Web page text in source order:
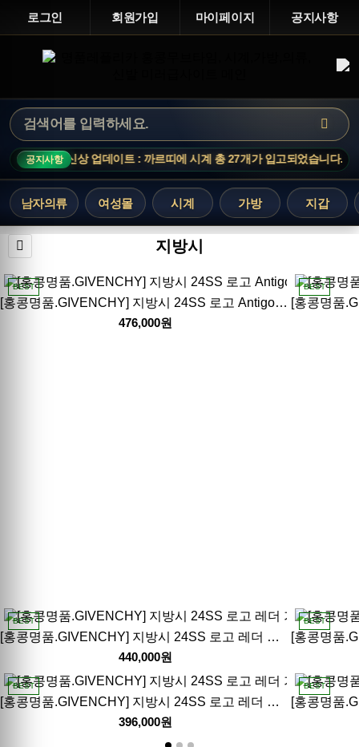
로그인 회원가입 마이페이지 공지사항
공지사항신상 업데이트 : 까르띠에 시계 총 27개가 입고되었습니다.
남자의류 여성몰 시계 가방 지갑
지방시
BEST
[홍콩명품.GIVENCHY] 지방시 24SS 로고 Antigona 레더 가죽 핸드백 토트백 (블랙), BGM4122, BDA, 홍콩명품가방,명품쇼핑몰,크로스백,핸드백,구매대행
476,000원
BEST
BEST
[홍콩명품.GIVENCHY] 지방시 24SS 로고 레더 가죽 핸드백 크로스백 (블랙-28cm), BGM4119, BDA, 홍콩명품가방,명품쇼핑몰,크로스백,핸드백,구매대행
440,000원
BEST
BEST
[홍콩명품.GIVENCHY] 지방시 24SS 로고 레더 가죽 백팩 (블랙), BGM4116, BDA, 홍콩명품가방,명품쇼핑몰,크로스백,핸드백,구매대행
396,000원
BEST